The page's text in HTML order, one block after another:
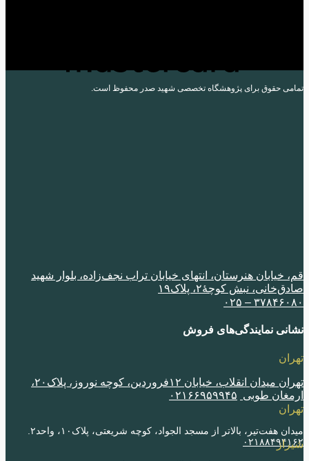
حقوق برای پژوهشگاه تخصصی شهید صدر محفوظ است.
خیابان هنرستان، انتهای خیابان تراب نجف‌زاده، بلوار شهید
نبش کوچۀ٢، پلاک١٩
– ٠٢۵
نمایندگی‌های فروش
تهران میدان انقلاب، خیابان ١٢فروردین، کوچه نوروز، پلاک٢٠،
طوبی ٠٢١۶۶٩۵٩٩۴۵
هفت‌تیر، بالاتر از مسجد الجواد، کوچه شریعتی، پلاک١٠، واحد٢.